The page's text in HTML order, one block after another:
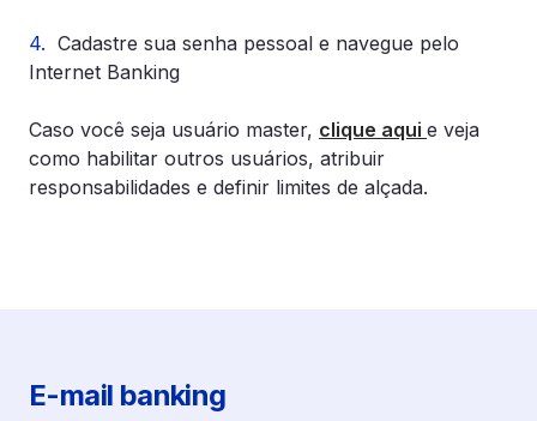
4. Cadastre sua senha pessoal e navegue pelo
Internet Banking
Caso você seja usuário master, clique aqui e veja
como habilitar outros usuários, atribuir
responsabilidades e definir limites de alçada.
E-mail banking